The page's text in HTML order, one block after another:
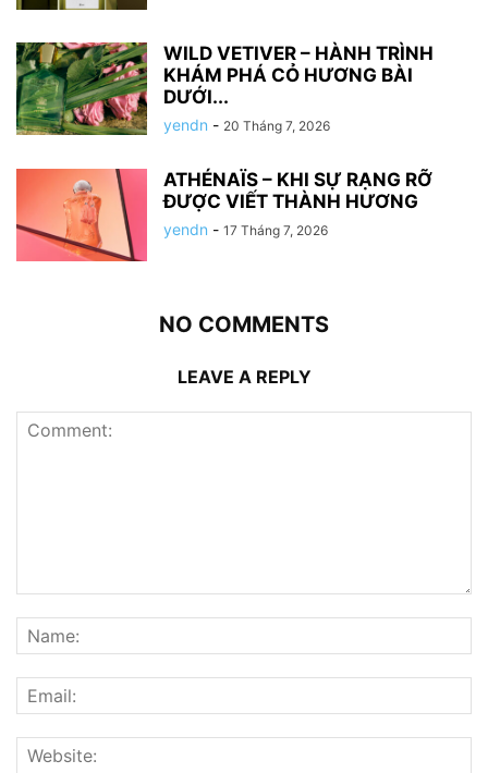
WILD VETIVER – HÀNH TRÌNH
KHÁM PHÁ CỎ HƯƠNG BÀI
DƯỚI...
yendn - 20 Tháng 7, 2026
ATHÉNAÏS – KHI SỰ RẠNG RỠ
ĐƯỢC VIẾT THÀNH HƯƠNG
yendn - 17 Tháng 7, 2026
NO COMMENTS
LEAVE A REPLY